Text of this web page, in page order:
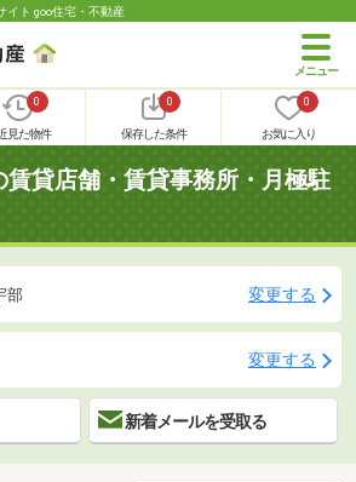
イト goo住宅・不動産
0
見た物件
0
保存した条件
0
お気に入り
貸店舗・賃貸事務所・月極駐
部 変更する
変更する
新着メールを受取る